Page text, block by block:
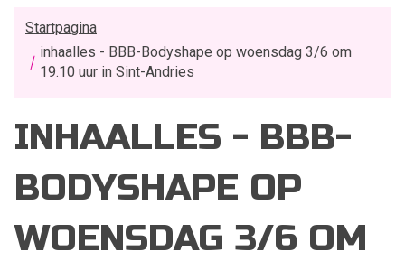
Startpagina
inhaalles - BBB-Bodyshape op woensdag 3/6 om
19.10 uur in Sint-Andries
INHAALLES - BBB-
BODYSHAPE OP
WOENSDAG 3/6 OM